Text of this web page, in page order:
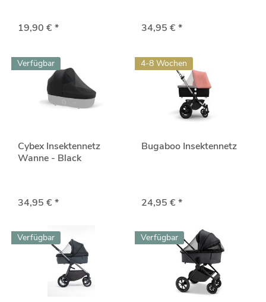
19,90 € * 34,95 € *
Verfügbar
Cybex Insektennetz
Wanne - Black
34,95 € *
4-8 Wochen
Bugaboo Insektennetz
24,95 € *
Verfügbar Verfügbar